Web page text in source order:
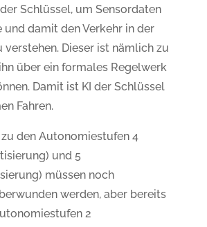
Schlüssel, um Sensordaten
und damit den Verkehr in der
verstehen. Dieser ist nämlich zu
über ein formales Regelwerk
Damit ist KI der Schlüssel
Fahren.
den Autonomiestufen 4
und 5
müssen noch
werden, aber bereits
2